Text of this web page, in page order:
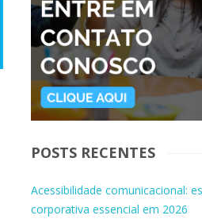
POSTS RECENTES
Acessibilidade comunicacional:
corporativa essencial em 2026